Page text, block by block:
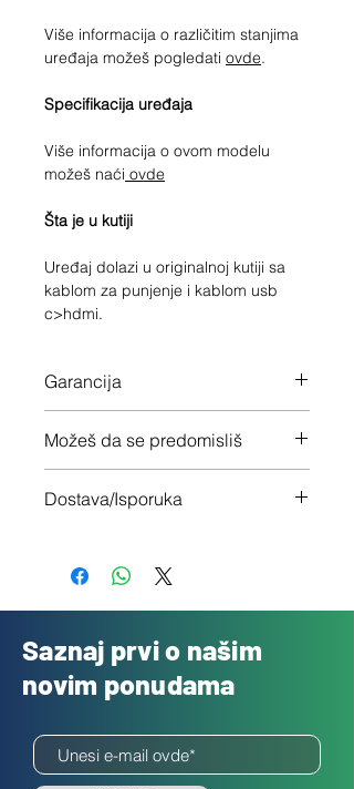
Više informacija o različitim stanjima
uređaja možeš pogledati ovde.
Specifikacija uređaja
Više informacija o ovom modelu
možeš naći ovde
Šta je u kutiji
Uređaj dolazi u originalnoj kutiji sa
kablom za punjenje i kablom usb
c>hdmi.
Garancija
Možeš da se predomisliš
nisi zadovoljan
Dostava/Isporuka
Saznaj prvi o našim
novim ponudama